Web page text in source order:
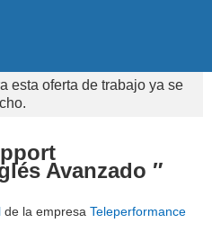
esta oferta de trabajo ya se
Avanzado ″
de la empresa Teleperformance